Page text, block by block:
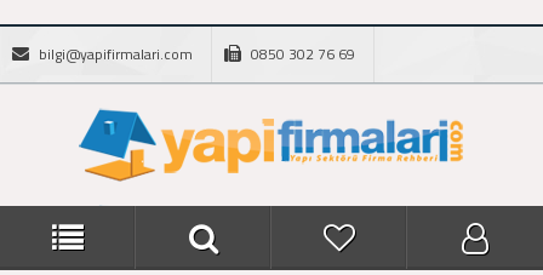
bilgi@yapifirmalari.com 0850 302 76 69